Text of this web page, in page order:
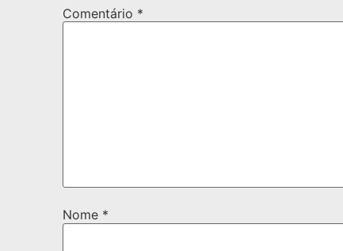
Comentário *
Nome *